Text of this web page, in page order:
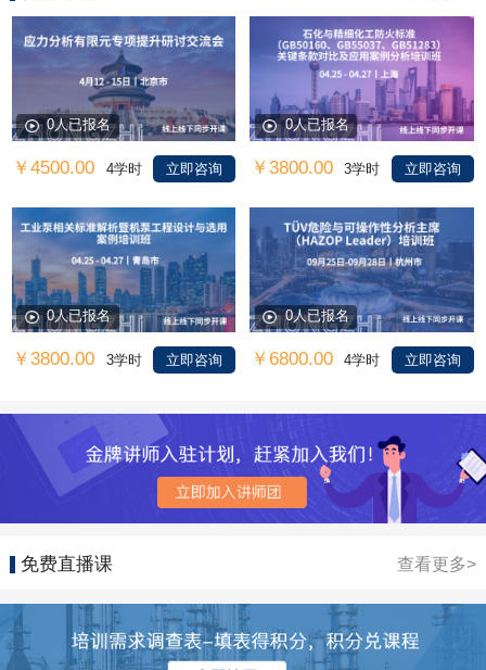
0人已报名
￥4500.00 4学时 立即咨询
0人已报名
￥3800.00 3学时 立即咨询
0人已报名
￥3800.00 3学时 立即咨询
0人已报名
￥6800.00 4学时 立即咨询
免费直播课 查看更多>